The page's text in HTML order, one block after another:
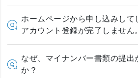
ホームページから申し込みして
アカウント登録が完了しません
なぜ、マイナンバー書類の提出
か？